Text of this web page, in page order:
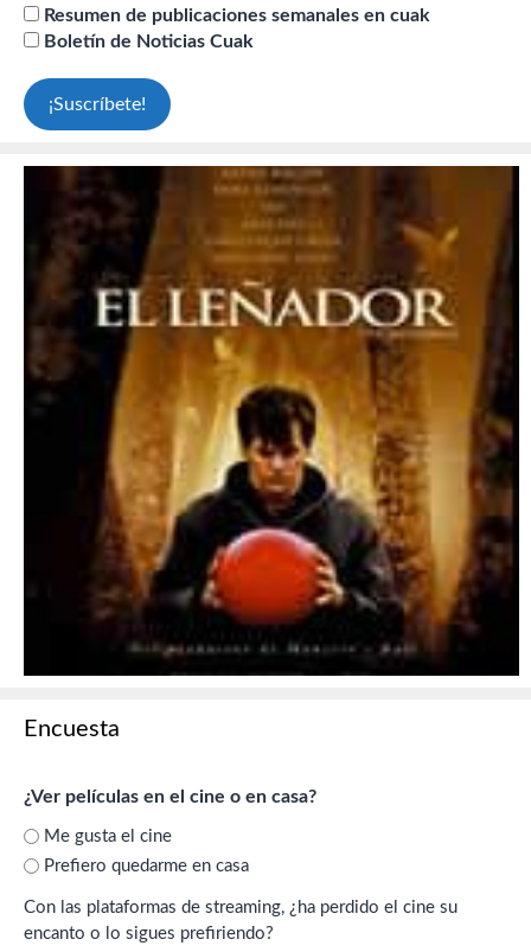
Resumen de publicaciones semanales en cuak
Boletín de Noticias Cuak
Encuesta
¿Ver películas en el cine o en casa?
Me gusta el cine
Prefiero quedarme en casa
Con las plataformas de streaming, ¿ha perdido el cine su
encanto o lo sigues prefiriendo?